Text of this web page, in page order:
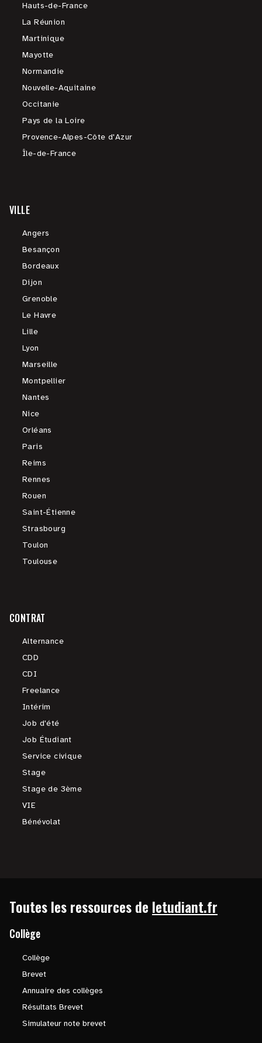
Hauts-de-France
La Réunion
Martinique
Mayotte
Normandie
Nouvelle-Aquitaine
Occitanie
Pays de la Loire
Provence-Alpes-Côte d'Azur
Île-de-France
VILLE
Angers
Besançon
Bordeaux
Dijon
Grenoble
Le Havre
Lille
Lyon
Marseille
Montpellier
Nantes
Nice
Orléans
Paris
Reims
Rennes
Rouen
Saint-Étienne
Strasbourg
Toulon
Toulouse
CONTRAT
Alternance
CDD
CDI
Freelance
Intérim
Job d'été
Job Étudiant
Service civique
Stage
Stage de 3ème
VIE
Bénévolat
Toutes les ressources de letudiant.fr
Collège
Collège
Brevet
Annuaire des collèges
Résultats Brevet
Simulateur note brevet